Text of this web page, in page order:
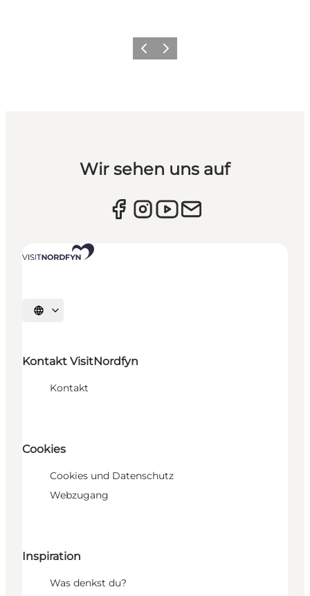
Vorherige Folie
Nächste Folie
Wir sehen uns auf
Sprache auswählen
Kontakt VisitNordfyn
Kontakt
Cookies
Cookies und Datenschutz
Webzugang
Inspiration
Was denkst du?